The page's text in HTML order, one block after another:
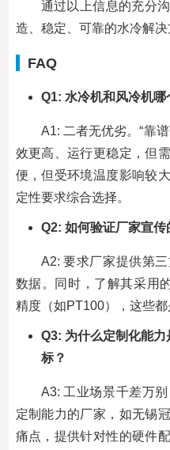
通过以上信息的充分
造、稳定、可靠的水冷解决
FAQ
Q1: 水冷机和风冷机哪
A1: 二者无优劣。“靠
效更高、运行更稳定，但
便，但受环境温度影响较
定性要求综合选择。
Q2: 如何验证厂家宣传
A2: 要求厂家提供第
数据。同时，了解其采用
精度（如PT100），这些都
Q3: 为什么定制化能
标？
A3: 工业场景千差万
定制能力的厂家，如无锡
痛点，提供针对性的硬件